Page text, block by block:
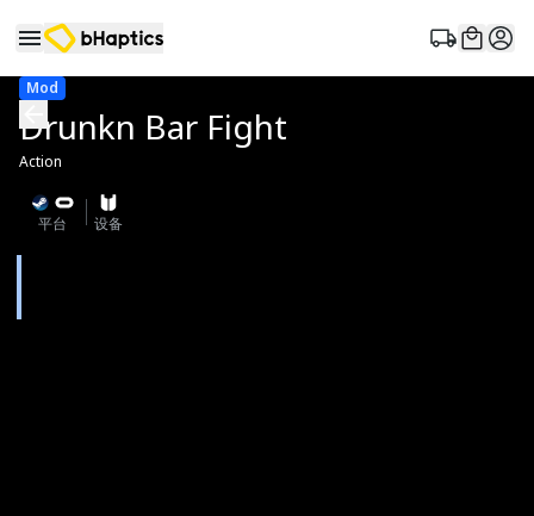
Mod
Drunkn Bar Fight
Action
平台 设备